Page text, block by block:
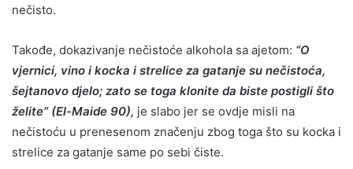
nečisto.
Takođe, dokazivanje nečistoće alkohola sa ajetom: “O
vjernici, vino i kocka i strelice za gatanje su nečistoća,
šejtanovo djelo; zato se toga klonite da biste postigli što
želite” (El-Maide 90), je slabo jer se ovdje misli na
nečistoću u prenesenom značenju zbog toga što su kocka i
strelice za gatanje same po sebi čiste.